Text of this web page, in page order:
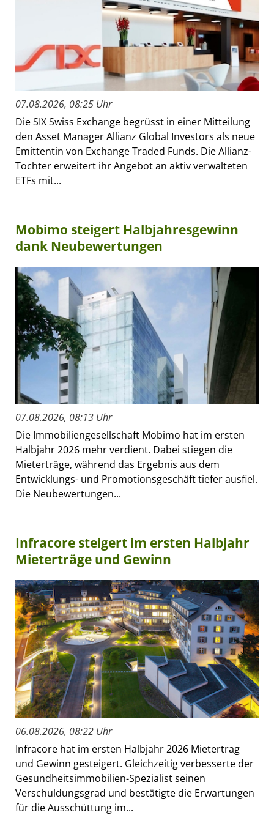
07.08.2026, 08:25 Uhr
Die SIX Swiss Exchange begrüsst in einer Mitteilung
den Asset Manager Allianz Global Investors als neue
Emittentin von Exchange Traded Funds. Die Allianz-
Tochter erweitert ihr Angebot an aktiv verwalteten
ETFs mit...
Mobimo steigert Halbjahresgewinn
dank Neubewertungen
07.08.2026, 08:13 Uhr
Die Immobiliengesellschaft Mobimo hat im ersten
Halbjahr 2026 mehr verdient. Dabei stiegen die
Mieterträge, während das Ergebnis aus dem
Entwicklungs- und Promotionsgeschäft tiefer ausfiel.
Die Neubewertungen...
Infracore steigert im ersten Halbjahr
Mieterträge und Gewinn
06.08.2026, 08:22 Uhr
Infracore hat im ersten Halbjahr 2026 Mietertrag
und Gewinn gesteigert. Gleichzeitig verbesserte der
Gesundheitsimmobilien-Spezialist seinen
Verschuldungsgrad und bestätigte die Erwartungen
für die Ausschüttung im...